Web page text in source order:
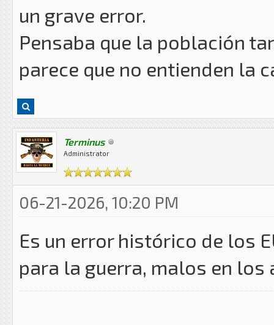
un grave error.
Pensaba que la población
parece que no entienden la
Terminus
Administrator
06-21-2026, 10:20 PM
Es un error histórico de los
para la guerra, malos en los